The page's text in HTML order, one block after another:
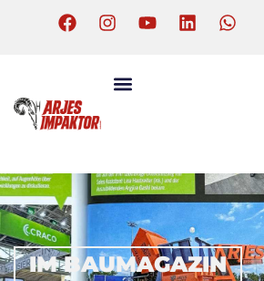
IM BAUMAGAZIN